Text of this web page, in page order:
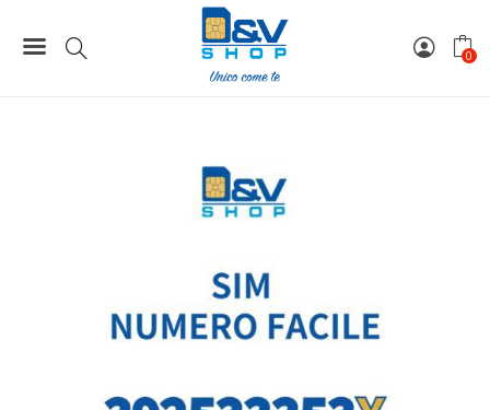
0
SIM Tre Numero Facile 392533353X Da Attivare